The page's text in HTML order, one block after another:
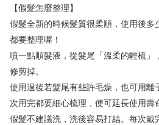
【假髮怎麼整理】
假髮全新的時候髮質很柔順，使用後
都要整理喔！
噴一點順髮液，從髮尾「溫柔的輕梳
修剪掉。
使用過後若髮尾有些許毛燥，也可用
次用完都要細心梳理，便可延長使用壽
假髮不建議洗，洗後容易打結。每次